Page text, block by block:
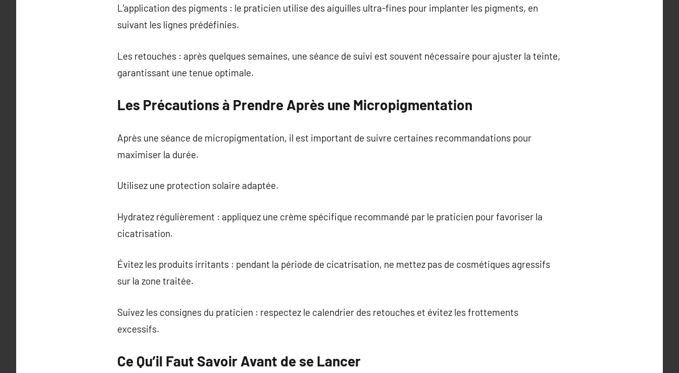
L’application des pigments : le praticien utilise des aiguilles ultra-fines pour implanter les pigments, en
suivant les lignes prédéfinies.
Les retouches : après quelques semaines, une séance de suivi est souvent nécessaire pour ajuster la teinte,
garantissant une tenue optimale.
Les Précautions à Prendre Après une Micropigmentation
Après une séance de micropigmentation, il est important de suivre certaines recommandations pour
maximiser la durée.
Utilisez une protection solaire adaptée.
Hydratez régulièrement : appliquez une crème spécifique recommandé par le praticien pour favoriser la
cicatrisation.
Évitez les produits irritants : pendant la période de cicatrisation, ne mettez pas de cosmétiques agressifs
sur la zone traitée.
Suivez les consignes du praticien : respectez le calendrier des retouches et évitez les frottements
excessifs.
Ce Qu’il Faut Savoir Avant de se Lancer